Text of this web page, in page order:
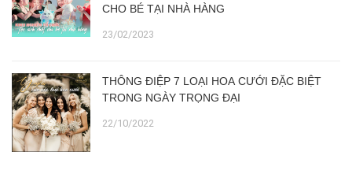
CHO BÉ TẠI NHÀ HÀNG
23/02/2023
THÔNG ĐIỆP 7 LOẠI HOA CƯỚI ĐẶC BIỆT
TRONG NGÀY TRỌNG ĐẠI
22/10/2022